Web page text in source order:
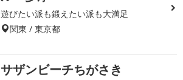
遊びたい派も鍛えたい派も大満足
関東 / 東京都
サザンビーチちがさき